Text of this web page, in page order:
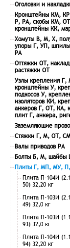
Оголовки и
Кронштейны КМ,
Р, РА, скобы КМ,
кронштейны КК,
Хомуты В, М, Х,
упоры Г, УП,
РА
Оттяжки ОТ,
растяжки ОТ
Узлы крепления Г,
кронштейны У,
подкосов У,
изоляторов КИ,
анкеров Г, ОТ, КА,
плит Г, анкера,
Заземляющие
Стяжки Г, М, ОТ,
Валы приводов РА
Болты Б, М, шайбы
Плиты Г, МП, МУ,
Плита П-104И
50) 32,20 кг
Плита П-103И
49) 32,0 кг
Плита П-103И
93) 32,0 кг
Плита П-104И
94) 32,20 кг